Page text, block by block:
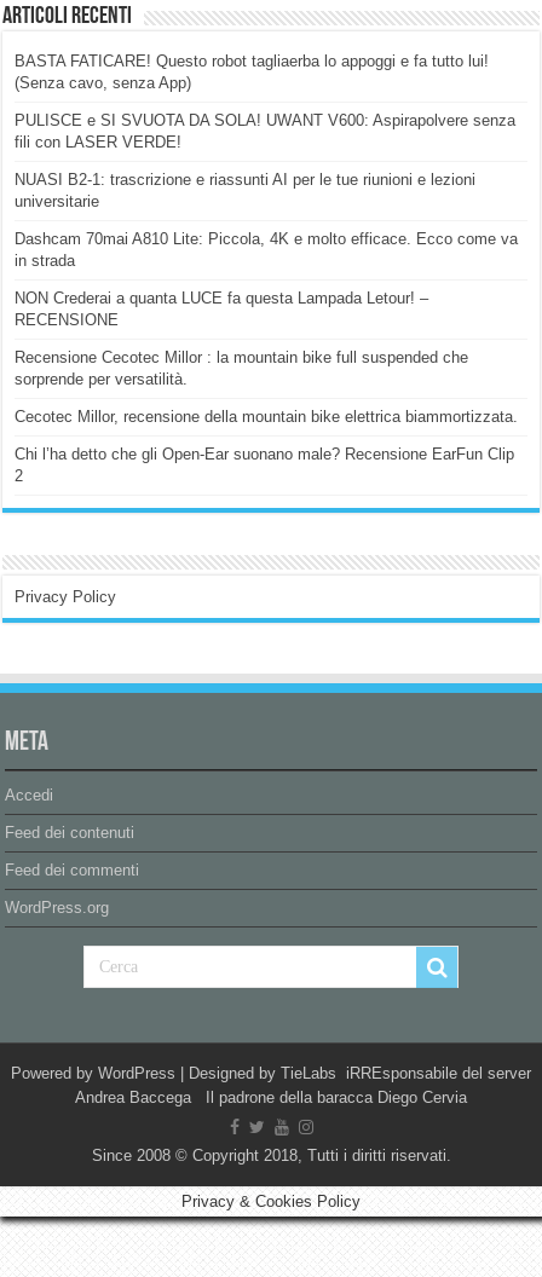
Articoli Recenti
BASTA FATICARE! Questo robot tagliaerba lo appoggi e fa tutto lui!
(Senza cavo, senza App)
PULISCE e SI SVUOTA DA SOLA! UWANT V600: Aspirapolvere senza
fili con LASER VERDE!
NUASI B2-1: trascrizione e riassunti AI per le tue riunioni e lezioni
universitarie
Dashcam 70mai A810 Lite: Piccola, 4K e molto efficace. Ecco come va
in strada
NON Crederai a quanta LUCE fa questa Lampada Letour! –
RECENSIONE
Recensione Cecotec Millor : la mountain bike full suspended che
sorprende per versatilità.
Cecotec Millor, recensione della mountain bike elettrica biammortizzata.
Chi l’ha detto che gli Open-Ear suonano male? Recensione EarFun Clip
2
Privacy Policy
Meta
Accedi
Feed dei contenuti
Feed dei commenti
WordPress.org
Powered by WordPress | Designed by TieLabs iRREsponsabile del server
Andrea Baccega Il padrone della baracca Diego Cervia
Since 2008 © Copyright 2018, Tutti i diritti riservati.
Privacy & Cookies Policy